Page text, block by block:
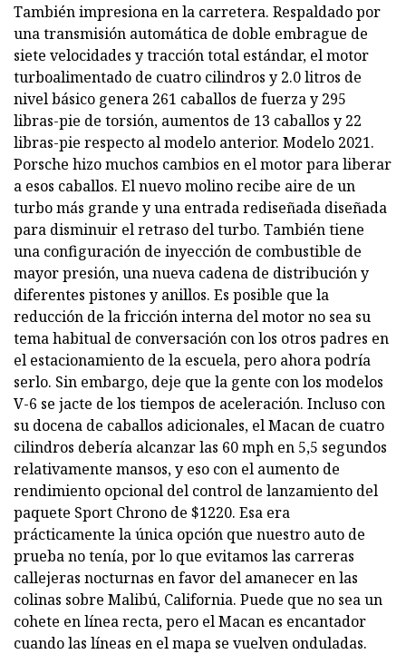
También impresiona en la carretera. Respaldado por
una transmisión automática de doble embrague de
siete velocidades y tracción total estándar, el motor
turboalimentado de cuatro cilindros y 2.0 litros de
nivel básico genera 261 caballos de fuerza y ​​295
libras-pie de torsión, aumentos de 13 caballos y 22
libras-pie respecto al modelo anterior. Modelo 2021.
Porsche hizo muchos cambios en el motor para liberar
a esos caballos. El nuevo molino recibe aire de un
turbo más grande y una entrada rediseñada diseñada
para disminuir el retraso del turbo. También tiene
una configuración de inyección de combustible de
mayor presión, una nueva cadena de distribución y
diferentes pistones y anillos. Es posible que la
reducción de la fricción interna del motor no sea su
tema habitual de conversación con los otros padres en
el estacionamiento de la escuela, pero ahora podría
serlo. Sin embargo, deje que la gente con los modelos
V-6 se jacte de los tiempos de aceleración. Incluso con
su docena de caballos adicionales, el Macan de cuatro
cilindros debería alcanzar las 60 mph en 5,5 segundos
relativamente mansos, y eso con el aumento de
rendimiento opcional del control de lanzamiento del
paquete Sport Chrono de $1220. Esa era
prácticamente la única opción que nuestro auto de
prueba no tenía, por lo que evitamos las carreras
callejeras nocturnas en favor del amanecer en las
colinas sobre Malibú, California. Puede que no sea un
cohete en línea recta, pero el Macan es encantador
cuando las líneas en el mapa se vuelven onduladas.